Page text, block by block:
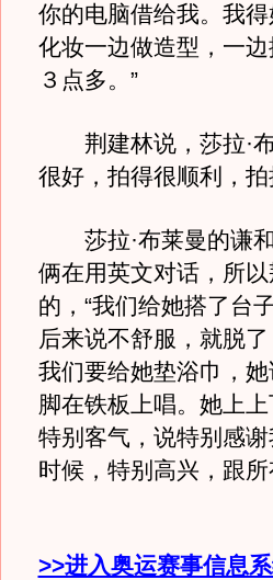
你的电脑借给我。我
化妆一边做造型，一
３点多。”
荆建林说，莎拉·布
很好，拍得很顺利，
莎拉·布莱曼的谦和
俩在用英文对话，所
的，“我们给她搭了台
后来说不舒服，就脱
我们要给她垫浴巾，她
脚在铁板上唱。她上
特别客气，说特别感
时候，特别高兴，跟
>>进入奥运赛事信息